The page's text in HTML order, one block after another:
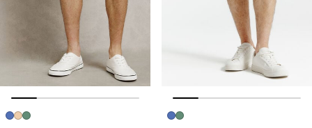
Image précédente
Image suivante
Image précédente
Image suivante